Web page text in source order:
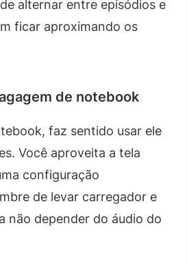
alternar entre episódios e
ficar aproximando os
de notebook
faz sentido usar ele
Você aproveita a tela
configuração
de levar carregador e
não depender do áudio do